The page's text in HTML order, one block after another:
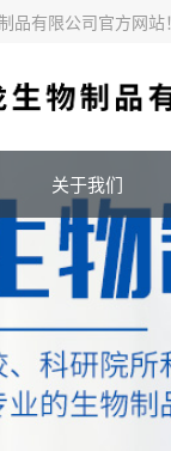
有限公司官方网站！
关于我们